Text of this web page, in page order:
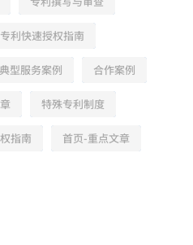
利快速授权指南
典型服务案例 合作案例
特殊专利制度
指南 首页-重点文章